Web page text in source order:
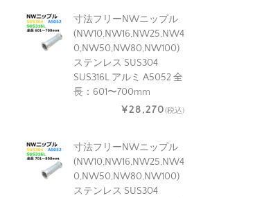
寸法フリーNWニップル
(NW10,NW16,NW25,NW4
0,NW50,NW80,NW100)
ステンレス SUS304
SUS316L アルミ A5052 全
長：601〜700mm
¥28,270(税込)
寸法フリーNWニップル
(NW10,NW16,NW25,NW4
0,NW50,NW80,NW100)
ステンレス SUS304